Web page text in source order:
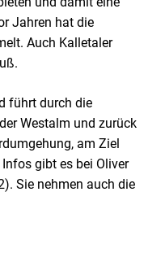
Jahren hat die
Auch Kalletaler
führt durch die
Westalm und zurück
am Ziel
gibt es bei Oliver
Sie nehmen auch die